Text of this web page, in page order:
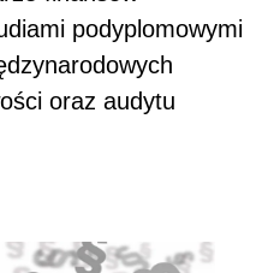
podyplomowymi
oraz audytu